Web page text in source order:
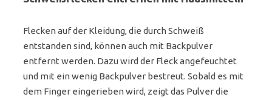
Flecken auf der Kleidung, die durch Schweiß
entstanden sind, können auch mit Backpulver
entfernt werden. Dazu wird der Fleck angefeuchtet
und mit ein wenig Backpulver bestreut. Sobald es mit
dem Finger eingerieben wird, zeigt das Pulver die